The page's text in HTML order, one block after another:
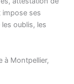
impose ses
oublis, les
à Montpellier,